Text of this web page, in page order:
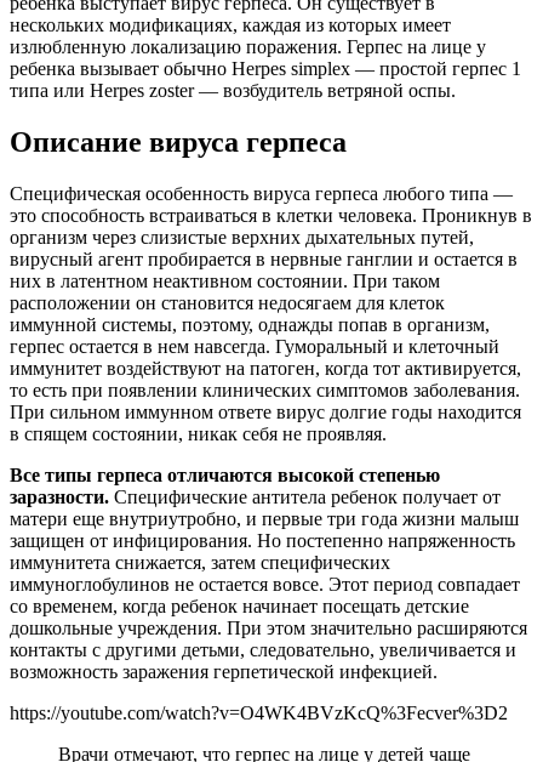
нескольких модификациях, каждая из которых имеет
излюбленную локализацию поражения. Герпес на лице у
ребенка вызывает обычно Herpes simplex — простой герпес 1
типа или Herpes zoster — возбудитель ветряной оспы.
Описание вируса герпеса
Специфическая особенность вируса герпеса любого типа —
это способность встраиваться в клетки человека. Проникнув в
организм через слизистые верхних дыхательных путей,
вирусный агент пробирается в нервные ганглии и остается в
них в латентном неактивном состоянии. При таком
расположении он становится недосягаем для клеток
иммунной системы, поэтому, однажды попав в организм,
герпес остается в нем навсегда. Гуморальный и клеточный
иммунитет воздействуют на патоген, когда тот активируется,
то есть при появлении клинических симптомов заболевания.
При сильном иммунном ответе вирус долгие годы находится
в спящем состоянии, никак себя не проявляя.
Все типы герпеса отличаются высокой степенью
заразности. Специфические антитела ребенок получает от
матери еще внутриутробно, и первые три года жизни малыш
защищен от инфицирования. Но постепенно напряженность
иммунитета снижается, затем специфических
иммуноглобулинов не остается вовсе. Этот период совпадает
со временем, когда ребенок начинает посещать детские
дошкольные учреждения. При этом значительно расширяются
контакты с другими детьми, следовательно, увеличивается и
возможность заражения герпетической инфекцией.
https://youtube.com/watch?v=O4WK4BVzKcQ%3Fecver%3D2
Врачи отмечают, что герпес на лице у детей чаще